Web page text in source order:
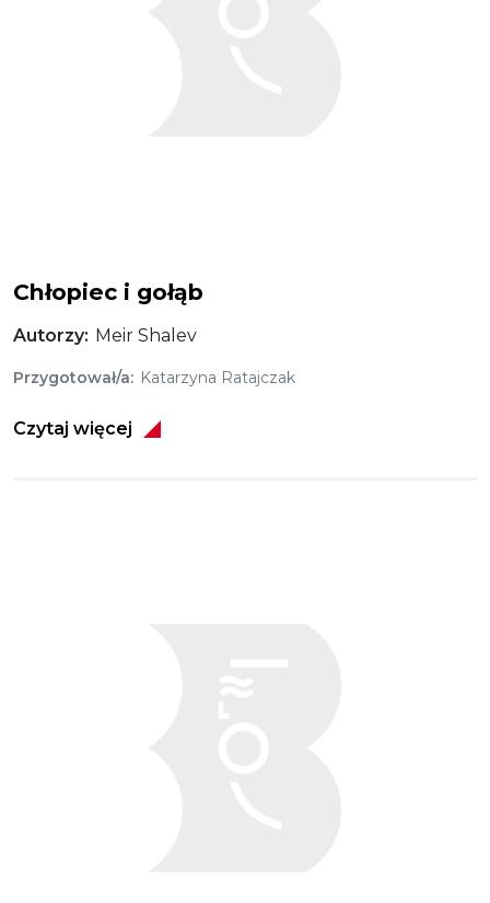
Chłopiec i gołąb
Autorzy Meir Shalev
Przygotował/a Katarzyna Ratajczak
Czytaj więcej